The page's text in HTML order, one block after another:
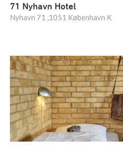
71 Nyhavn Hotel
Nyhavn 71 ,1051 København K